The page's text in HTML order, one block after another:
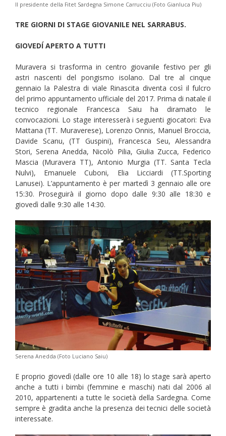
Il presidente della Fitet Sardegna Simone Carrucciu (Foto Gianluca Piu)
TRE GIORNI DI STAGE GIOVANILE NEL SARRABUS.
GIOVEDÍ APERTO A TUTTI
Muravera si trasforma in centro giovanile festivo per gli
astri nascenti del pongismo isolano. Dal tre al cinque
gennaio la Palestra di viale Rinascita diventa così il fulcro
del primo appuntamento ufficiale del 2017. Prima di natale il
tecnico regionale Francesca Saiu ha diramato le
convocazioni. Lo stage interesserà i seguenti giocatori: Eva
Mattana (TT. Muraverese), Lorenzo Onnis, Manuel Broccia,
Davide Scanu, (TT Guspini), Francesca Seu, Alessandra
Stori, Serena Anedda, Nicolò Pilia, Giulia Zucca, Federico
Mascia (Muravera TT), Antonio Murgia (TT. Santa Tecla
Nulvi), Emanuele Cuboni, Elia Licciardi (TT.Sporting
Lanusei). L’appuntamento è per martedì 3 gennaio alle ore
15:30. Proseguirà il giorno dopo dalle 9:30 alle 18:30 e
giovedì dalle 9:30 alle 14:30.
Serena Anedda (Foto Luciano Saiu)
E proprio giovedì (dalle ore 10 alle 18) lo stage sarà aperto
anche a tutti i bimbi (femmine e maschi) nati dal 2006 al
2010, appartenenti a tutte le società della Sardegna. Come
sempre è gradita anche la presenza dei tecnici delle società
interessate.